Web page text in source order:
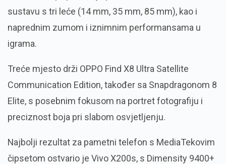
sustavu s tri leće (14 mm, 35 mm, 85 mm), kao i
naprednim zumom i iznimnim performansama u
igrama.
Treće mjesto drži OPPO Find X8 Ultra Satellite
Communication Edition, također sa Snapdragonom 8
Elite, s posebnim fokusom na portret fotografiju i
preciznost boja pri slabom osvjetljenju.
Najbolji rezultat za pametni telefon s MediaTekovim
čipsetom ostvario je Vivo X200s, s Dimensity 9400+